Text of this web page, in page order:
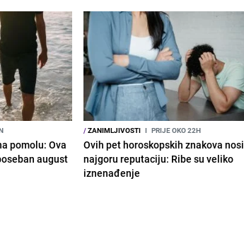
pomolu: Ova
august
/ZANIMLJIVOSTI I PRIJE OKO 22H
Ovih pet horoskopskih znakova nosi
najgoru reputaciju: Ribe su veliko
iznenađenje